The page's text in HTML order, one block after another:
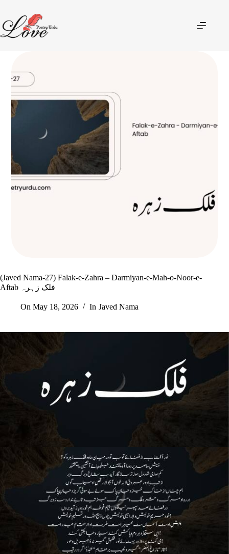
(Javed Nama-27) Falak-e-Zahra – Darmiyan-e-Mah-o-Noor-e-
Aftab فلک زہرہ
On May 18, 2026 In Javed Nama